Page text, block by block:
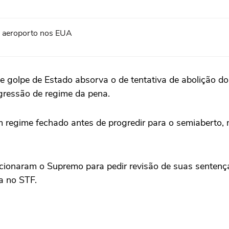
nos EUA
de Estado absorva o de tentativa de abolição
de regime da pena.
fechado antes de progredir para o
o Supremo para pedir revisão de suas
no STF.